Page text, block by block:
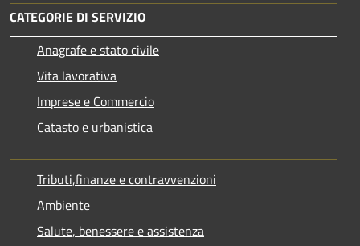
CATEGORIE DI SERVIZIO
Anagrafe e stato civile
Vita lavorativa
Imprese e Commercio
Catasto e urbanistica
Tributi,finanze e contravvenzioni
Ambiente
Salute, benessere e assistenza